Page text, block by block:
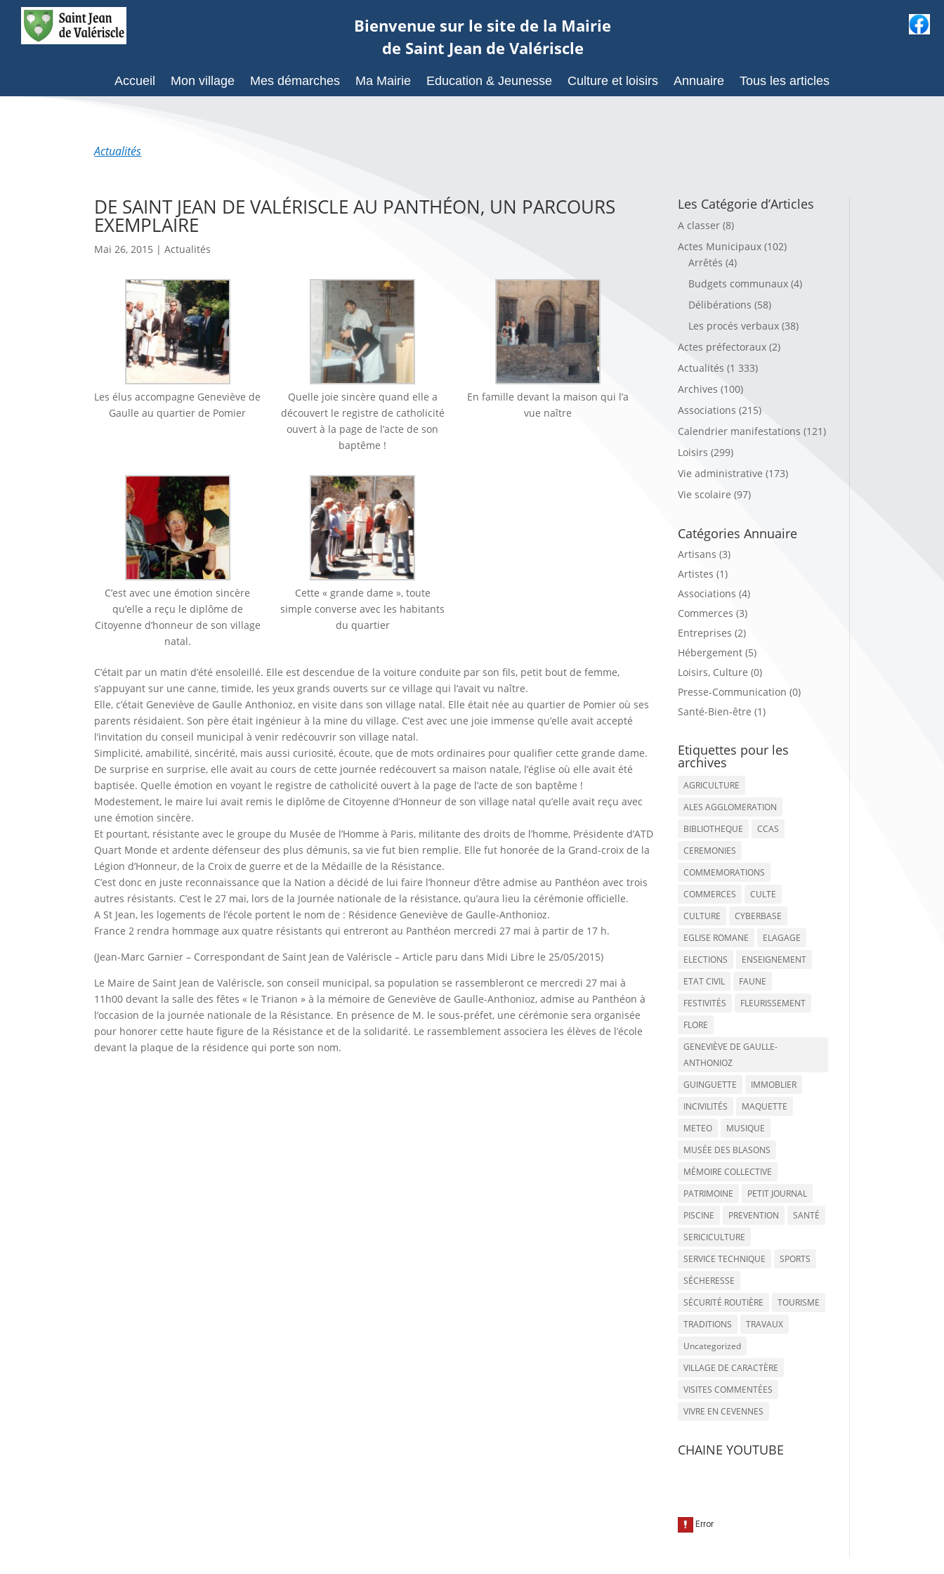
Bienvenue sur le site de la Mairie
de Saint Jean de Valériscle
Accueil Mon village Mes démarches Ma Mairie Education & Jeunesse Culture et loisirs Annuaire Tous les articles
Actualités
DE SAINT JEAN DE VALÉRISCLE AU PANTHÉON, UN PARCOURS
EXEMPLAIRE
Mai 26, 2015 |Actualités
Les élus accompagne Geneviève de
Gaulle au quartier de Pomier
Quelle joie sincère quand elle a
découvert le registre de catholicité
ouvert à la page de l’acte de son
baptême !
En famille devant la maison qui l’a
vue naître
C’est avec une émotion sincère
qu’elle a reçu le diplôme de
Citoyenne d’honneur de son village
natal.
Cette « grande dame », toute
simple converse avec les habitants
du quartier
C’était par un matin d’été ensoleillé. Elle est descendue de la voiture conduite par son fils, petit bout de femme,
s’appuyant sur une canne, timide, les yeux grands ouverts sur ce village qui l’avait vu naître.
Elle, c’était Geneviève de Gaulle Anthonioz, en visite dans son village natal. Elle était née au quartier de Pomier où ses
parents résidaient. Son père était ingénieur à la mine du village. C’est avec une joie immense qu’elle avait accepté
l’invitation du conseil municipal à venir redécouvrir son village natal.
Simplicité, amabilité, sincérité, mais aussi curiosité, écoute, que de mots ordinaires pour qualifier cette grande dame.
De surprise en surprise, elle avait au cours de cette journée redécouvert sa maison natale, l’église où elle avait été
baptisée. Quelle émotion en voyant le registre de catholicité ouvert à la page de l’acte de son baptême !
Modestement, le maire lui avait remis le diplôme de Citoyenne d’Honneur de son village natal qu’elle avait reçu avec
une émotion sincère.
Et pourtant, résistante avec le groupe du Musée de l’Homme à Paris, militante des droits de l’homme, Présidente d’ATD
Quart Monde et ardente défenseur des plus démunis, sa vie fut bien remplie. Elle fut honorée de la Grand-croix de la
Légion d’Honneur, de la Croix de guerre et de la Médaille de la Résistance.
C’est donc en juste reconnaissance que la Nation a décidé de lui faire l’honneur d’être admise au Panthéon avec trois
autres résistants. C’est le 27 mai, lors de la Journée nationale de la résistance, qu’aura lieu la cérémonie officielle.
A St Jean, les logements de l’école portent le nom de : Résidence Geneviève de Gaulle-Anthonioz.
France 2 rendra hommage aux quatre résistants qui entreront au Panthéon mercredi 27 mai à partir de 17 h.
(Jean-Marc Garnier – Correspondant de Saint Jean de Valériscle – Article paru dans Midi Libre le 25/05/2015)
Le Maire de Saint Jean de Valériscle, son conseil municipal, sa population se rassembleront ce mercredi 27 mai à
11h00 devant la salle des fêtes « le Trianon » à la mémoire de Geneviève de Gaulle-Anthonioz, admise au Panthéon à
l’occasion de la journée nationale de la Résistance. En présence de M. le sous-préfet, une cérémonie sera organisée
pour honorer cette haute figure de la Résistance et de la solidarité. Le rassemblement associera les élèves de l’école
devant la plaque de la résidence qui porte son nom.
Les Catégorie d’Articles
A classer(8)
Actes Municipaux(102)
Arrêtés (4)
Budgets communaux(4)
Délibérations (58)
Les procés verbaux(38)
Actes préfectoraux(2)
Actualités (1 333)
Archives (100)
Associations (215)
Calendrier manifestations (121)
Loisirs (299)
Vie administrative (173)
Vie scolaire (97)
Catégories Annuaire
Artisans (3)
Artistes (1)
Associations (4)
Commerces (3)
Entreprises (2)
Hébergement (5)
Loisirs, Culture (0)
Presse-Communication (0)
Santé-Bien-être (1)
Etiquettes pour les
archives
AGRICULTURE
ALES AGGLOMERATION
BIBLIOTHEQUE
CCAS
CEREMONIES
COMMEMORATIONS
COMMERCES
CULTE
CULTURE
CYBERBASE
EGLISE ROMANE
ELAGAGE
ELECTIONS
ENSEIGNEMENT
ETAT CIVIL
FAUNE
FESTIVITÉS
FLEURISSEMENT
FLORE
GENEVIÈVE DE GAULLE-
ANTHONIOZ
GUINGUETTE
IMMOBLIER
INCIVILITÉS
MAQUETTE
METEO
MUSIQUE
MUSÉE DES BLASONS
MÉMOIRE COLLECTIVE
PATRIMOINE
PETIT JOURNAL
PISCINE
PREVENTION
SANTÉ
SERICICULTURE
SERVICE TECHNIQUE
SPORTS
SÉCHERESSE
SÉCURITÉ ROUTIÈRE
TOURISME
TRADITIONS
TRAVAUX
Uncategorized
VILLAGE DE CARACTÈRE
VISITES COMMENTÉES
VIVRE EN CEVENNES
CHAINE YOUTUBE